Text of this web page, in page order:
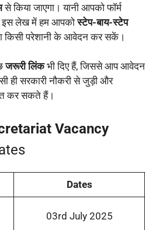
से किया जाएगा। यानी आपको फॉर्म
इस लेख में हम आपकोस्टेप-बाय-स्टेप
किसी परेशानी के आवेदन कर सकें।
जरूरी लिंकभी दिए हैं, जिससे आप आवेदन
ही सरकारी नौकरी से जुड़ी और
कर सकते हैं।
Vacancy
Dates
03rd July 2025